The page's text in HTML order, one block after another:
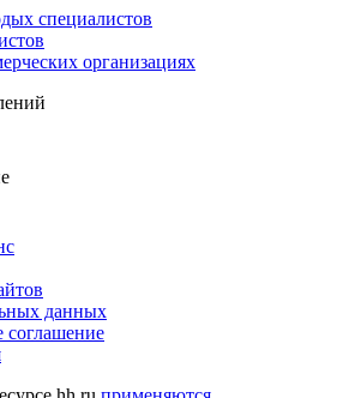
специалистов
организациях
данных
соглашение